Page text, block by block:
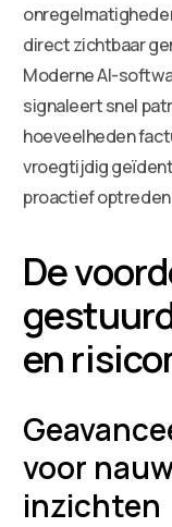
direct zichtbaar
Moderne AI-
signaleert snel
hoeveelheden
vroegtijdig
proactief
De
en
voor
inzichten